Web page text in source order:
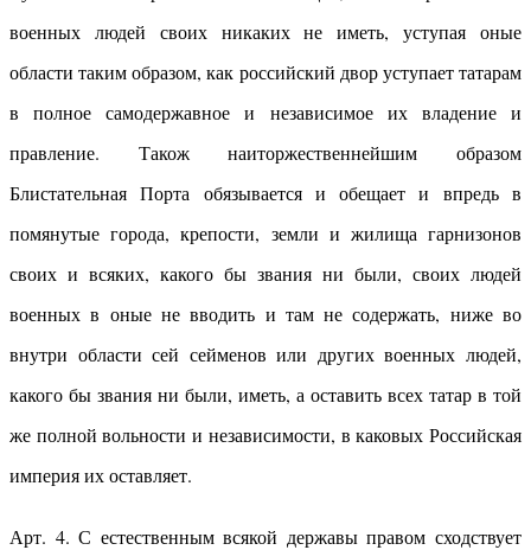
военных людей своих никаких не иметь, уступая оные
области таким образом, как российский двор уступает татарам
в полное самодержавное и независимое их владение и
правление. Також наиторжественнейшим образом
Блистательная Порта обязывается и обещает и впредь в
помянутые города, крепости, земли и жилища гарнизонов
своих и всяких, какого бы звания ни были, своих людей
военных в оные не вводить и там не содержать, ниже во
внутри области сей сейменов или других военных людей,
какого бы звания ни были, иметь, а оставить всех татар в той
же полной вольности и независимости, в каковых Российская
империя их оставляет.
Арт. 4. С естественным всякой державы правом сходствует